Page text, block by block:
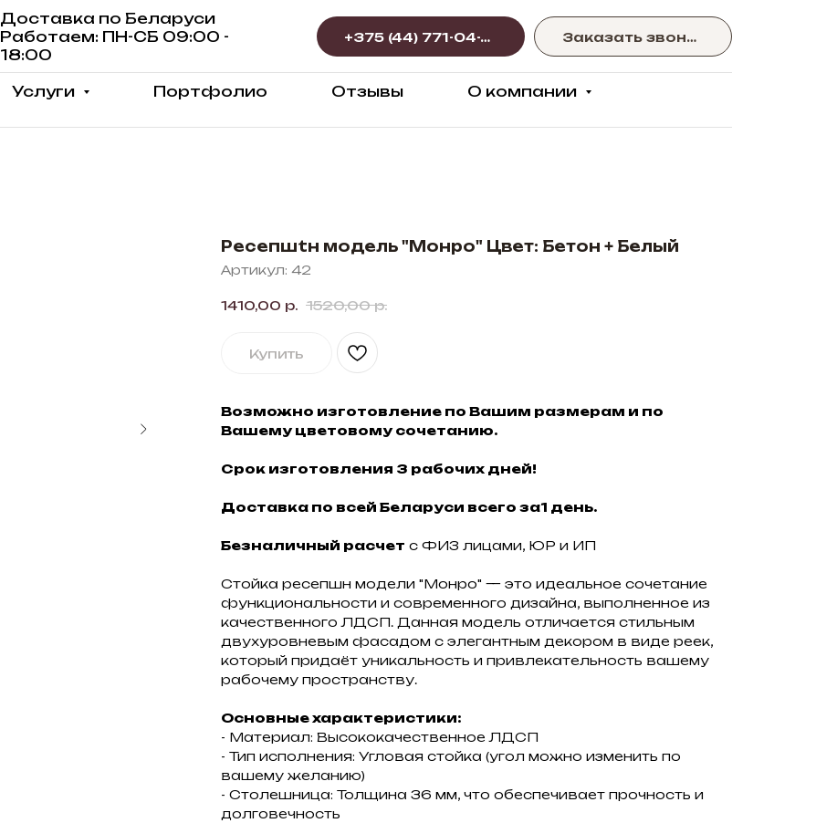
Доставка по Беларуси
Работаем: ПН-СБ 09:00 -
18:00
+375 (44) 771-04-77 Заказать звонок
Услуги Портфолио Отзывы
О компании
Ресепшtн модель "Монро" Цвет: Бетон + Белый
Артикул: 42
1410,00 р. 1520,00 р.
Купить
Возможно изготовление по Вашим размерам и по
Вашему цветовому сочетанию.
Срок изготовления 3 рабочих дней!
Доставка по всей Беларуси всего за1 день.
Безналичный расчет с ФИЗ лицами, ЮР и ИП
Стойка ресепшн модели "Монро" — это идеальное сочетание
функциональности и современного дизайна, выполненное из
качественного ЛДСП. Данная модель отличается стильным
двухуровневым фасадом с элегантным декором в виде реек,
который придаёт уникальность и привлекательность вашему
рабочему пространству.
Основные характеристики:
- Материал: Высококачественное ЛДСП
- Тип исполнения: Угловая стойка (угол можно изменить по
вашему желанию)
- Столешница: Толщина 36 мм, что обеспечивает прочность и
долговечность